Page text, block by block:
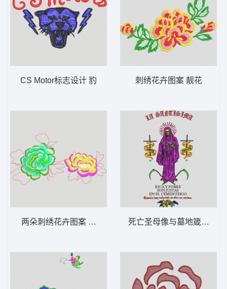
CS Motor标志设计 豹
两朵刺绣花卉图案 靓花
刺绣花卉图案 靓花
死亡圣母像与墓地箴言 骷髅